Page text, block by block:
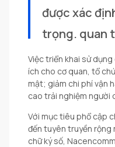
được xác
trọng. quan
Việc triển khai sử dụng
ích cho cơ quan, tổ
mật; giảm chi phí vận
cao trải nghiệm người
Với mục tiêu phổ cập
đến tuyên truyền rộng
chữ ký số,